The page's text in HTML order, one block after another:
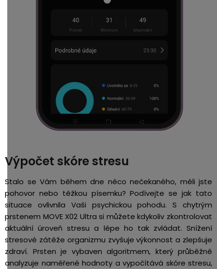
Výpočet skóre stresu
Stalo se Vám během dne něco nečekaného, měli jste
pohovor nebo těžkou písemku? Podívejte se jak tato
situace ovlivnila Vaši psychickou pohodu. S chytrým
prstenem MOVE X02 Ultra si můžete kdykoliv zkontrolovat
aktuální úroveň stresu a lépe ho tak zvládat. Snížení
stresové zátěže organizmu zvyšuje výkonnost a zlepšuje
zdraví. Prsten je vybaven algoritmem, který průběžně
analyzuje naměřené hodnoty a vypočítává skóre stresu,